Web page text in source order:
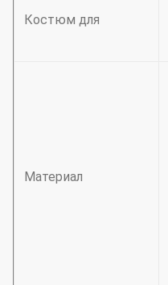
Костюм для
Материал